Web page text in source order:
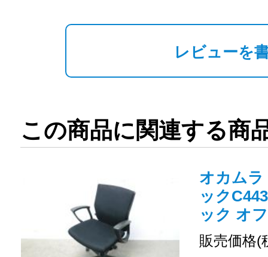
レビューを
この商品に関連する商
オカム
ック
ック オ
販売価格(